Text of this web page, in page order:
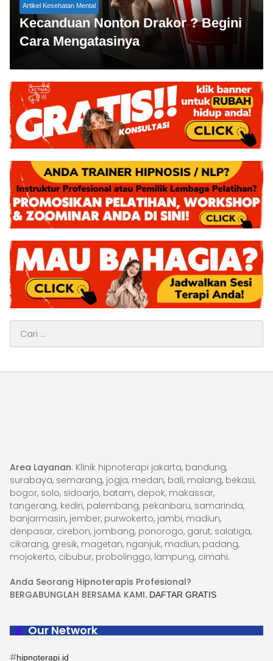
Artikel Kesehatan Mental
Kecanduan Nonton Drakor ? Begini
Cara Mengatasinya
untuk:
Area Layanan: Klinik hipnoterapi jakarta, bandung,
surabaya, semarang, jogja, medan, bali, malang, bekasi,
bogor, solo, sidoarjo, batam, depok, makassar,
tangerang, kediri, palembang, pekanbaru, samarinda,
banjarmasin, jember, purwokerto, jambi, madiun,
denpasar, cirebon, jombang, ponorogo, garut, salatiga,
cikarang, gresik, magetan, nganjuk, madiun, padang,
mojokerto, cibubur, probolinggo, lampung, cimahi.
Anda Seorang Hipnoterapis Profesional?
BERGABUNGLAH BERSAMA KAMI. DAFTAR GRATIS
Our Network
#hipnoterapi.id